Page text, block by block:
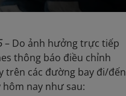
– Do ảnh hưởng trực tiếp
thông báo điều chỉnh
trên các đường bay đi/đến
hôm nay như sau: